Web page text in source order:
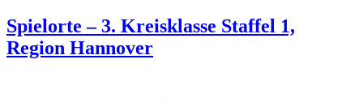
Spielorte – 3. Kreisklasse Staffel 1,
Region Hannover